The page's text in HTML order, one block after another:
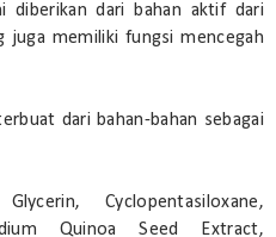
diberikan dari bahan aktif dari
juga memiliki fungsi mencegah
dari bahan-bahan sebagai
Cyclopentasiloxane,
Quinoa Seed Extract,